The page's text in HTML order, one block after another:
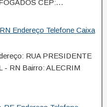
CEP:…
Endereço Telefone Caixa
RUA PRESIDENTE
- RN Bairro: ALECRIM